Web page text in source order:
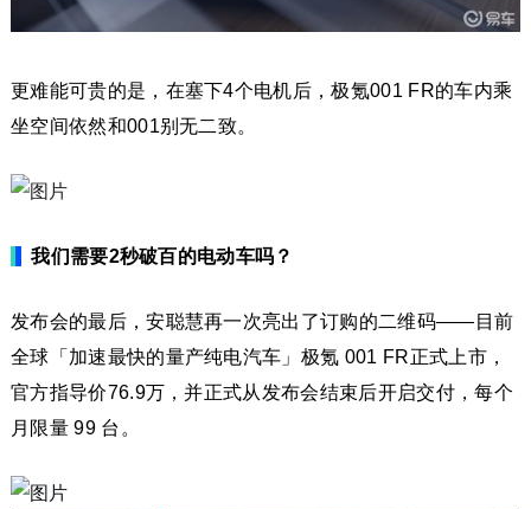
更难能可贵的是，在塞下4个电机后，极氪001 FR的车内乘
坐空间依然和001别无二致。
我们需要2秒破百的电动车吗？
发布会的最后，安聪慧再一次亮出了订购的二维码——目前
全球「加速最快的量产纯电汽车」极氪 001 FR正式上市，
官方指导价76.9万，并正式从发布会结束后开启交付，每个
月限量 99 台。